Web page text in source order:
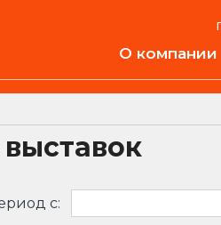
О компании
c: